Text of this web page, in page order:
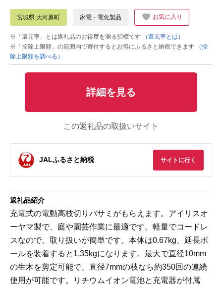
宮城県 大河原町 家電・電化製品 お気に入り
※「還元率」とは返礼品のお得度を測る指標です
（還元率とは）
※「控除上限額」の範囲内で寄付するとお得にふるさと納税できます
（控
除上限額を調べる）
詳細を見る
この返礼品の取扱いサイト
JALふるさと納税 サイトに行く
返礼品紹介
充電式の電動高枝切りバサミがもらえます。アイリスオ
ーヤマ製で、庭や園芸作業に最適です。軽量でコードレ
スなので、取り扱いが簡単です。本体は0.67kg、延長ポ
ールを装着すると1.35kgになります。最大で直径10mm
の生木を剪定可能で、直径7mmの枝なら約350回の連続
使用が可能です。リチウムイオン電池と充電器が付属